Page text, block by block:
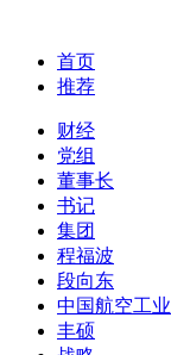
首页
推荐
财经
党组
董事长
书记
集团
程福波
段向东
中国航空工业
丰硕